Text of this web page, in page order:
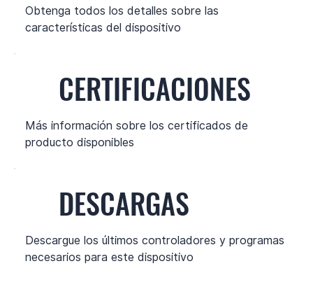
Obtenga todos los detalles sobre las
características del dispositivo
CERTIFICACIONES
Más información sobre los certificados de
producto disponibles
DESCARGAS
Descargue los últimos controladores y programas
necesarios para este dispositivo